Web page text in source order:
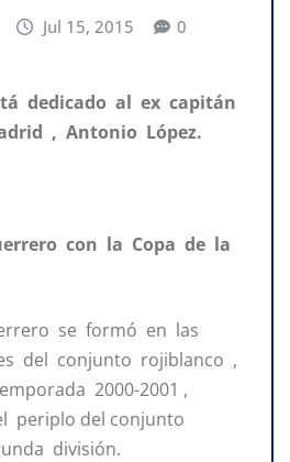
Jul 15, 2015 0
dedicado al ex capitán
, Antonio López.
con la Copa de la
se formó en las
del conjunto rojiblanco ,
2000-2001 ,
periplo del conjunto
división.